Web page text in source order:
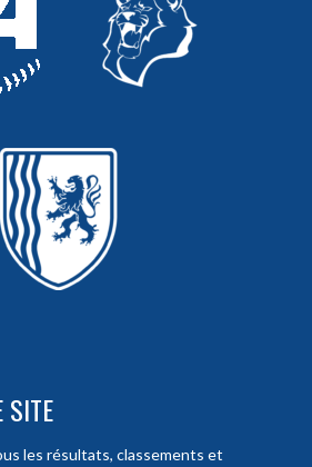
SITE
les résultats, classements et